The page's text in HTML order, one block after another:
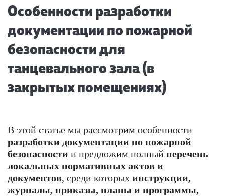
Особенности разработки
документации по пожарной
безопасности для
танцевального зала (в
закрытых помещениях)
В этой статье мы рассмотрим особенности
разработки документации по пожарной
безопасности и предложим полный перечень
локальных нормативных актов и
документов, среди которых инструкции,
журналы, приказы, планы и программы,